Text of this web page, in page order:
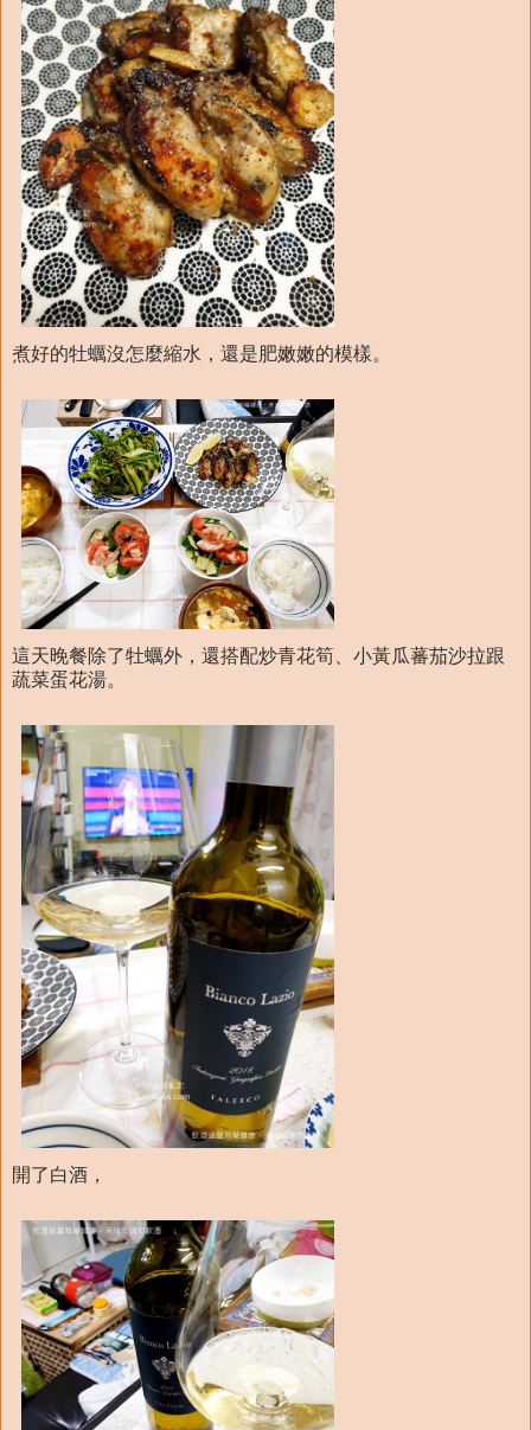
煮好的牡蠣沒怎麼縮水，還是肥嫩嫩的模樣。
這天晚餐除了牡蠣外，還搭配炒青花筍、小黃瓜蕃茄沙拉跟
蔬菜蛋花湯。
開了白酒，